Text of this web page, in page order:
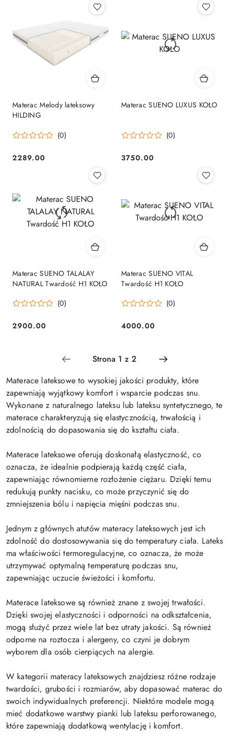
Materac Melody lateksowy
HILDING
(0)
Cena:
2289.00
Materac SUENO LUXUS KOŁO
(0)
Cena:
3750.00
Materac SUENO TALALAY
NATURAL Twardość H1 KOŁO
(0)
Cena:
2900.00
Materac SUENO VITAL
Twardość H1 KOŁO
(0)
Cena:
4000.00
Materace lateksowe to wysokiej jakości produkty, które
zapewniają wyjątkowy komfort i wsparcie podczas snu.
Wykonane z naturalnego lateksu lub lateksu syntetycznego, te
materace charakteryzują się elastycznością, trwałością i
zdolnością do dopasowania się do kształtu ciała.
Materace lateksowe oferują doskonałą elastyczność, co
oznacza, że ​​idealnie podpierają każdą część ciała,
zapewniając równomierne rozłożenie ciężaru. Dzięki temu
redukują punkty nacisku, co może przyczynić się do
zmniejszenia bólu i napięcia mięśni podczas snu.
Jednym z głównych atutów materacy lateksowych jest ich
zdolność do dostosowywania się do temperatury ciała. Lateks
ma właściwości termoregulacyjne, co oznacza, że ​​może
utrzymywać optymalną temperaturę podczas snu,
zapewniając uczucie świeżości i komfortu.
Materace lateksowe są również znane z swojej trwałości.
Dzięki swojej elastyczności i odporności na odkształcenia,
mogą służyć przez wiele lat bez utraty jakości. Są również
odporne na roztocza i alergeny, co czyni je dobrym
wyborem dla osób cierpiących na alergie.
W kategorii materacy lateksowych znajdziesz różne rodzaje
twardości, grubości i rozmiarów, aby dopasować materac do
swoich indywidualnych preferencji. Niektóre modele mogą
mieć dodatkowe warstwy pianki lub lateksu perforowanego,
które zapewniają dodatkową wentylację i komfort.